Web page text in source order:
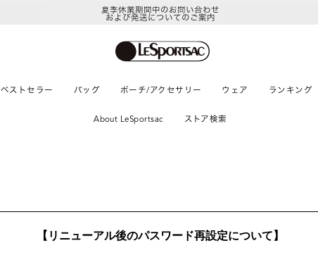
夏季休業期間中のお問い合わせ
および発送についてのご案内
ベストセラー バッグ ポーチ/アクセサリー ウェア ランキング
About LeSportsac ストア検索
【リニューアル後のパスワード再設定について】